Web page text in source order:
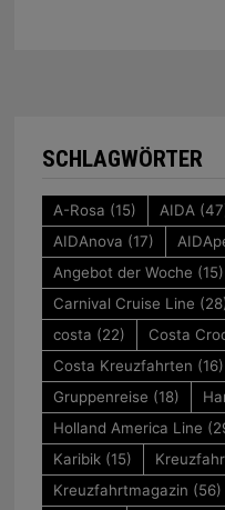
SCHLAGWÖRTER
A-Rosa (15) AIDA
AIDAnova (17)
Angebot der Woche (15)
Carnival Cruise Line
costa (22) Costa
Costa Kreuzfahrten (16)
Gruppenreise (18)
Holland America Line
Karibik(15)
Kreuzfahrtmagazin (56)